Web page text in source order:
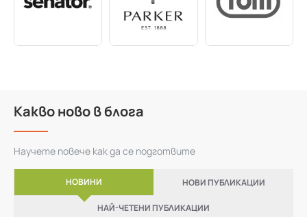
Какво ново в блога
Научете повече как да се подготвите
НОВИНИ НОВИ ПУБЛИКАЦИИ
НАЙ-ЧЕТЕНИ ПУБЛИКАЦИИ